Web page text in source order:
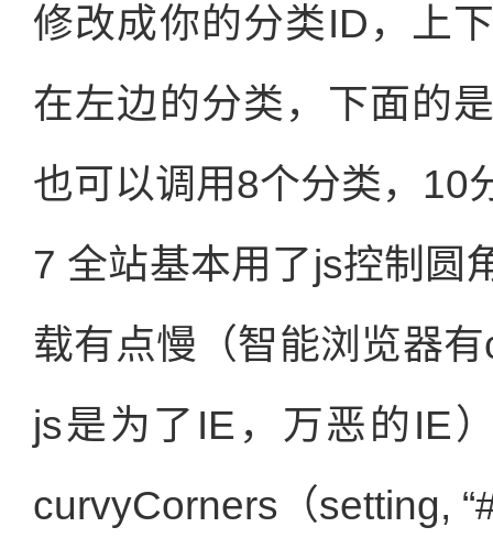
修改成你的分类ID，上
在左边的分类，下面的
也可以调用8个分类，10
7 全站基本用了js控制圆
载有点慢（智能浏览器
js是为了IE，万恶的IE
curvyCorners（setting,